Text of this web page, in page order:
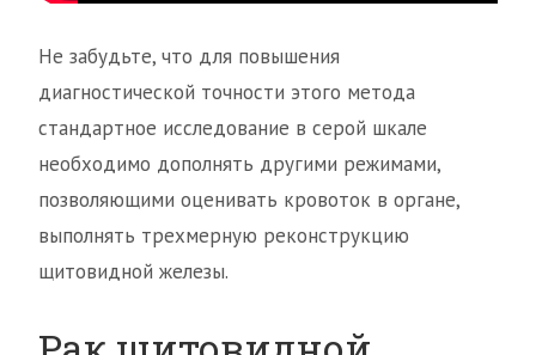
Не забудьте, что для повышения
диагностической точности этого метода
стандартное исследование в серой шкале
необходимо дополнять другими режимами,
позволяющими оценивать кровоток в органе,
выполнять трехмерную реконструкцию
щитовидной железы.